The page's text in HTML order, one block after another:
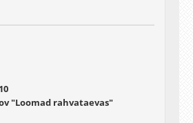
"Loomad rahvataevas"